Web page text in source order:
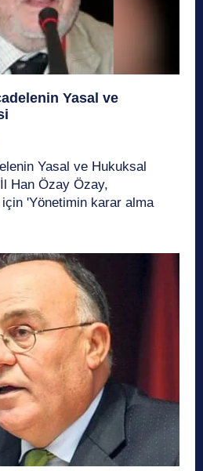
Yasal ve
Yasal ve Hukuksal
Han Özay Özay,
için 'Yönetimin karar alma